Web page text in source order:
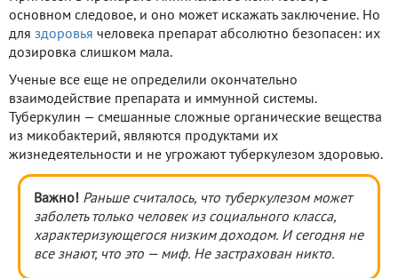
основном следовое, и оно может искажать заключение. Но
для здоровья человека препарат абсолютно безопасен: их
дозировка слишком мала.
Ученые все еще не определили окончательно
взаимодействие препарата и иммунной системы.
Туберкулин — смешанные сложные органические вещества
из микобактерий, являются продуктами их
жизнедеятельности и не угрожают туберкулезом здоровью.
Важно! Раньше считалось, что туберкулезом может
заболеть только человек из социального класса,
характеризующегося низким доходом. И сегодня не
все знают, что это — миф. Не застрахован никто.